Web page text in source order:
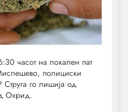
часот на локален пат
полициски
го лишиja од
Охрид.